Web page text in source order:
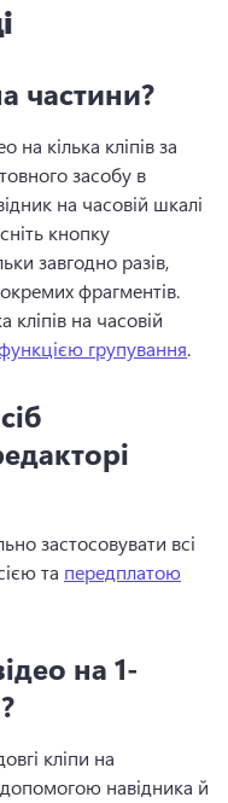
частини?
на кілька кліпів за
засобу в
на часовій шкалі
кнопку
завгодно разів,
кліпів на часовій
групування.
застосовувати всі
та передплатою
на 1-
кліпи на
навідника й